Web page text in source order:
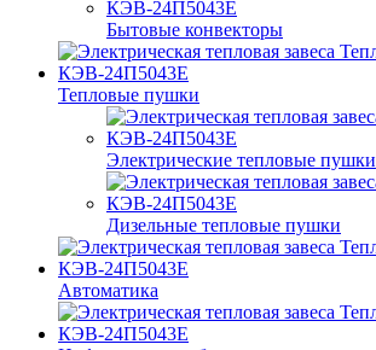
Бытовые конвекторы
Тепловые пушки
Электрические тепловые пушки
Дизельные тепловые пушки
Автоматика